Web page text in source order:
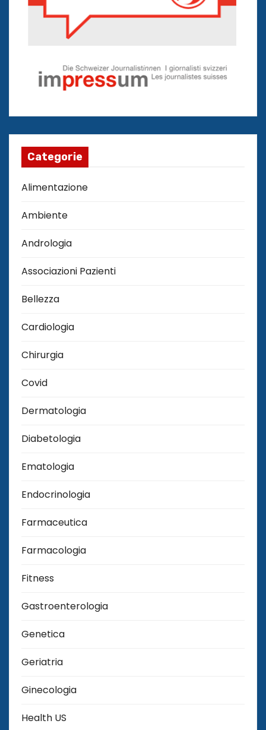
Categorie
Alimentazione
Ambiente
Andrologia
Associazioni Pazienti
Bellezza
Cardiologia
Chirurgia
Covid
Dermatologia
Diabetologia
Ematologia
Endocrinologia
Farmaceutica
Farmacologia
Fitness
Gastroenterologia
Genetica
Geriatria
Ginecologia
Health US